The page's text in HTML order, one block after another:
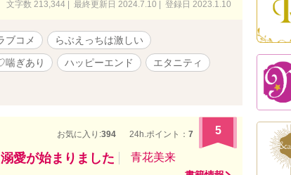
ほしい藍の夜は ✦08✦嵐：愛情表現が斜め上で
舜太郎の祖母・花蓮から「子を作るまで嫁じゃな
まい？ 花蓮に振り回される藍と、藍不足の舜太
✦09✦恋人以上、夫婦以上です。 藍は花蓮の紹
一部完結＞ ✦直感で結婚した相性抜群らぶらぶ夫
恋愛小説大賞にて奨励賞をいただきました！応援あ
した！ ⚠えっちが書きたくて(動機)書いたのでえっ
⚠あらすじやタグで自衛してください →番外編③
文字数 213,344 | 最終更新日 2024.7.10 | 登録日 2023.1.10
ブコメ
らぶえっちは激しい
喘ぎあり ハッピーエンド
エタニティ
お気に入り:394 24h.ポイント： 7 5
愛が始まりました 青花美来